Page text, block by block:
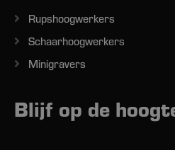
Rupshoogwerkers
Schaarhoogwerkers
Minigravers
Blijf op de